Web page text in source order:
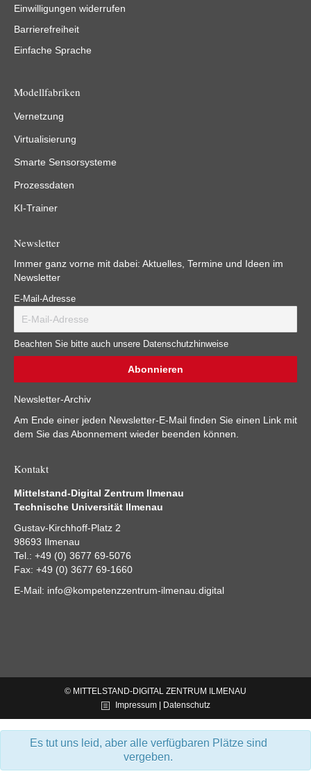
Einwilligungen widerrufen
Barrierefreiheit
Einfache Sprache
Modellfabriken
Vernetzung
Virtualisierung
Smarte Sensorsysteme
Prozessdaten
KI-Trainer
Newsletter
Immer ganz vorne mit dabei: Aktuelles, Termine und Ideen im
Newsletter
E-Mail-Adresse
Beachten Sie bitte auch unsere Datenschutzhinweise
Newsletter-Archiv
Am Ende einer jeden Newsletter-E-Mail finden Sie einen Link mit
dem Sie das Abonnement wieder beenden können.
Kontakt
Mittelstand-Digital Zentrum Ilmenau
Technische Universität Ilmenau
Gustav-Kirchhoff-Platz 2
98693 Ilmenau
Tel.: +49 (0) 3677 69-5076
Fax: +49 (0) 3677 69-1660
E-Mail: info@kompetenzzentrum-ilmenau.digital
© MITTELSTAND-DIGITAL ZENTRUM ILMENAU
Impressum | Datenschutz
Es tut uns leid, aber alle verfügbaren Plätze sind
vergeben.